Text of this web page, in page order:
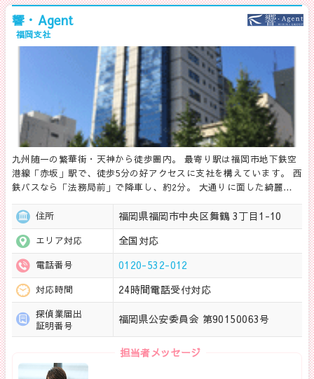
響・Agent
福岡支社
九州随一の繁華街・天神から徒歩圏内。 最寄り駅は福岡市地下鉄空
港線「赤坂」駅で、徒歩5分の好アクセスに支社を構えています。 西
鉄バスなら「法務局前」で降車し、約2分。 大通りに面した綺麗…
住所 福岡県福岡市中央区舞鶴 3丁目1-10
エリア対応 全国対応
電話番号 0120-532-012
対応時間 24時間電話受付対応
探偵業届出
証明番号
福岡県公安委員会 第90150063号
担当者メッセージ